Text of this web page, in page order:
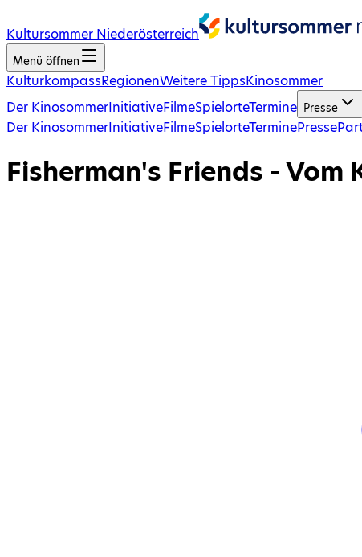
Kultursommer Niederösterreich
Menü öffnen
KulturkompassRegionenWeitere TippsKinosommer
Der KinosommerInitiativeFilmeSpielorteTermine Presse
Der KinosommerInitiativeFilmeSpielorteTerminePresse
Fisherman's Friends - Vom